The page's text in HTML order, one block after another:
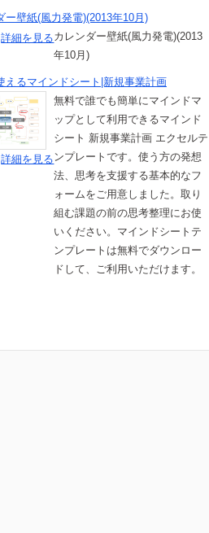
ー壁紙(風力発電)(2013年10月)
カレンダー壁紙(風力発電)(2013
年10月)
詳細を見る
えるマインドシート|新規事業計画
無料で誰でも簡単にマインドマ
ップとして利用できるマインド
シート 新規事業計画 エクセルテ
ンプレートです。使う方の発想
法、思考を支援する基本的なフ
ォームをご用意しました。取り
組む課題の前の思考整理にお使
いください。マインドシートテ
ンプレートは無料でダウンロー
ドして、ご利用いただけます。
詳細を見る